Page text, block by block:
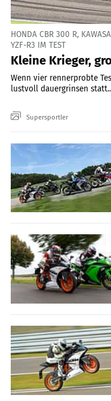
HONDA CBR 300 R,
YZF-R3 IM TEST
Kleine Krieger,
Wenn vier rennerprobte
lustvoll dauergrinsen
Supersportler